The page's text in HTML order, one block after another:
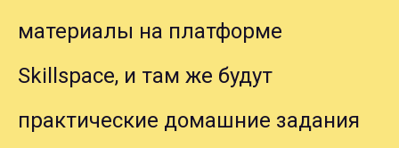
материалы на платформе
Skillspace, и там же будут
практические домашние задания